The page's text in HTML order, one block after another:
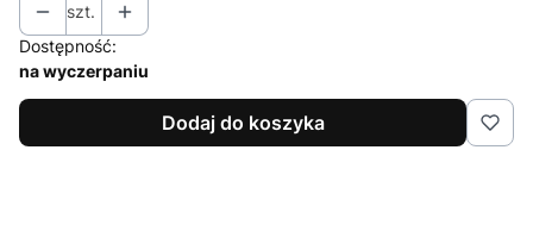
szt.
Dostępność:
na wyczerpaniu
Dodaj do koszyka